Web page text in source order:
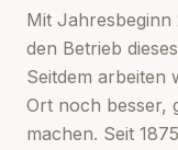
Mit Jahresbeginn
den Betrieb
Seitdem arbeiten
Ort noch besser,
machen. Seit